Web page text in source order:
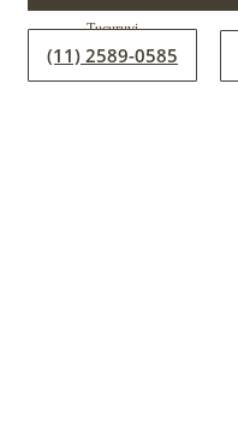
(11) 2589-0585